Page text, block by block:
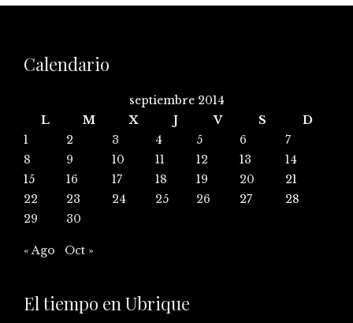
Calendario
septiembre 2014
L
M X J V S
D
1
2 3 4 5 6
7
8
9 10 11 12 13
14
15
16 17 18 19 20
21
22
23 24 25 26 27
28
29
30
« Ago Oct »
El tiempo en Ubrique